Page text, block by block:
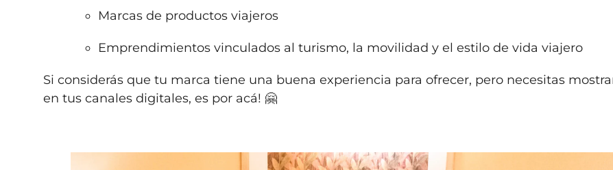
Marcas de productos viajeros
Emprendimientos vinculados al turismo, la movilidad y el estilo de vida viajero
Si considerás que tu marca tiene una buena experiencia para ofrecer, pero necesitas
en tus canales digitales, es por acá! 🤗